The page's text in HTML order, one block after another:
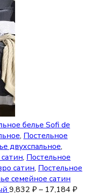
белье Sofi de
, Постельное
двухспальное,
, Постельное
сатин, Постельное
семейное сатин
9,832 ₽– 17,184 ₽